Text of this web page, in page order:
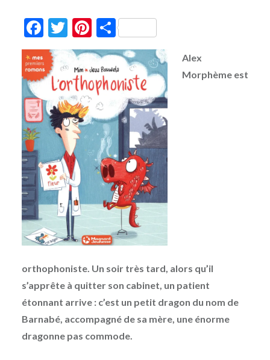
Facebook
Twitter
Pinterest
Partager
Alex
Morphème est
orthophoniste. Un soir très tard, alors qu’il
s’apprête à quitter son cabinet, un patient
étonnant arrive : c’est un petit dragon du nom de
Barnabé, accompagné de sa mère, une énorme
dragonne pas commode.